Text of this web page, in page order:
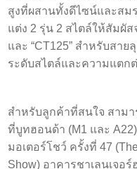
สูงที่ผสานทั้งดีไซน์และสม
แต่ง 2 รุ่น 2 สไตล์ให้สัมผัส
และ “CT125” สำหรับสา
ระดับสไตล์และความแตก
สำหรับลูกค้าที่สนใจ สาม
ที่บูทฮอนด้า (M1 และ
มอเตอร์โชว์ ครั้งที่ 47
Show) อาคารชาเลนเจอ